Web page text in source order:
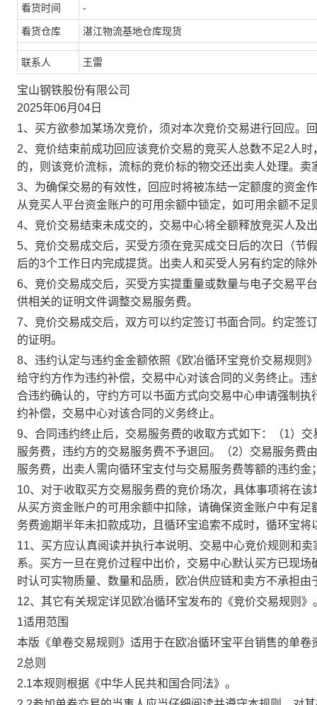
看货时间 -
看货仓库 湛江物流基地仓库现货
联系人 王雷
宝山钢铁股份有限公司
2025年06月04日
1、买方欲参加某场次竞价，须对本次竞价交易进行回应。
2、竞价结束前成功回应该竞价交易的竞买人总数不足2人
的，则该竞价流标，流标的竞价标的物交还出卖人处理。
3、为确保交易的有效性，回应时将被冻结一定额度的资金
从竞买人平台资金账户的可用余额中锁定，如可用余额不足
4、竞价交易结束未成交的，交易中心将全额释放竞买人及
5、竞价交易成交后，买受方须在竞买成交日后的次日（节
后的3个工作日内完成提货。出卖人和买受人另有约定的除
6、竞价交易成交后，买受方实提重量或数量与电子交易平
供相关的证明文件调整交易服务费。
7、竞价交易成交后，双方可以约定签订书面合同。约定签
的证明。
8、违约认定与违约金金额依照《欧冶循环宝竞价交易规则
给守约方作为违约补偿，交易中心对该合同的义务终止。
合违约确认的，守约方可以书面方式向交易中心申请强制
约补偿，交易中心对该合同的义务终止。
9、合同违约终止后，交易服务费的收取方式如下：（1）
服务费，违约方的交易服务费不予退回。（2）交易服务费
服务费，出卖人需向循环宝支付与交易服务费等额的违约
10、对于收取买方交易服务费的竞价场次，具体事项将在
从买方资金账户的可用余额中扣除，请确保资金账户中有
务费逾期半年未扣款成功，且循环宝追索不成时，循环宝将
11、买方应认真阅读并执行本说明、交易中心竞价规则和
系。买方一旦在竞价过程中出价，交易中心默认买方已现
时认可实物质量、数量和品质，欧冶供应链和卖方不承担由
12、其它有关规定详见欧冶循环宝发布的《竞价交易规则》
1适用范围
本版《单卷交易规则》适用于在欧冶循环宝平台销售的单卷
2总则
2.1本规则根据《中华人民共和国合同法》。